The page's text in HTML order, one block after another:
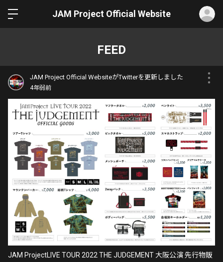
JAM Project Official Website
FEED
JAM Project Official WebsiteがTwitterを更新しました
4年弱前
JAM ProjectLIVE TOUR 2022 THE JUDGEMENT 大阪公演 先行物販